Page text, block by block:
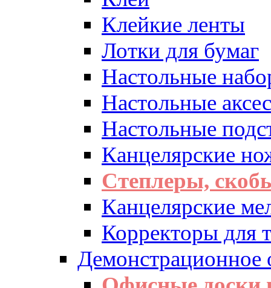
Клейкие ленты
Лотки для бумаг
Настольные
Настольные
Настольные
Канцелярские
Степлеры,
Канцелярские
Корректоры для
Демонстрационное